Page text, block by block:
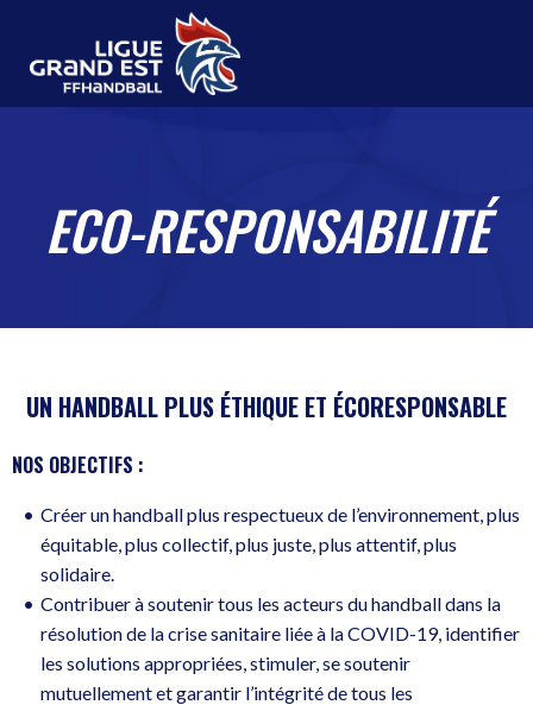
ECO-RESPONSABILITÉ
UN HANDBALL PLUS ÉTHIQUE ET ÉCORESPONSABLE
NOS OBJECTIFS :
Créer un handball plus respectueux de l’environnement, plus
équitable, plus collectif, plus juste, plus attentif, plus
solidaire.
Contribuer à soutenir tous les acteurs du handball dans la
résolution de la crise sanitaire liée à la COVID-19, identifier
les solutions appropriées, stimuler, se soutenir
mutuellement et garantir l’intégrité de tous les